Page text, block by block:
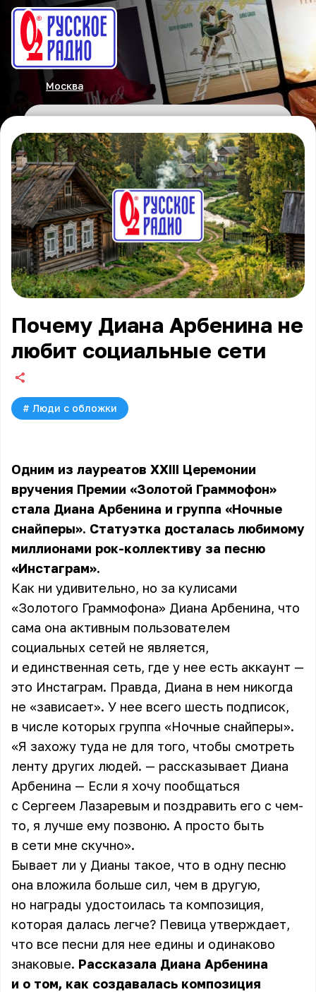
Москва
Почему Диана Арбенина не
любит социальные сети
# Люди с обложки
Одним из лауреатов XXIII Церемонии
вручения Премии «Золотой Граммофон»
стала Диана Арбенина и группа «Ночные
снайперы». Статуэтка досталась любимому
миллионами рок-коллективу за песню
«Инстаграм».
Как ни удивительно, но за кулисами
«Золотого Граммофона» Диана Арбенина, что
сама она активным пользователем
социальных сетей не является,
и единственная сеть, где у нее есть аккаунт —
это Инстаграм. Правда, Диана в нем никогда
не «зависает». У нее всего шесть подписок,
в числе которых группа «Ночные снайперы».
«Я захожу туда не для того, чтобы смотреть
ленту других людей. — рассказывает Диана
Арбенина — Если я хочу пообщаться
с Сергеем Лазаревым и поздравить его с чем-
то, я лучше ему позвоню. А просто быть
в сети мне скучно».
Бывает ли у Дианы такое, что в одну песню
она вложила больше сил, чем в другую,
но награды удостоилась та композиция,
которая далась легче? Певица утверждает,
что все песни для нее едины и одинаково
знаковые. Рассказала Диана Арбенина
и о том, как создавалась композиция